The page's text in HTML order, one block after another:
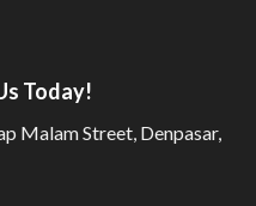
Today!
Malam Street, Denpasar,